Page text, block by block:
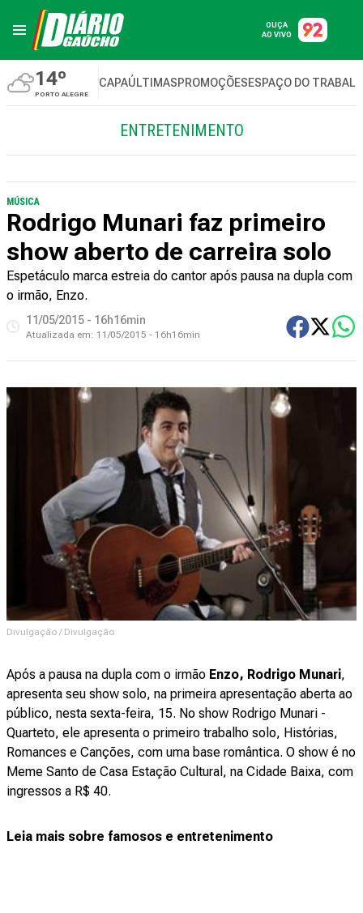
OUÇA
AO VIVO
14º
PORTO ALEGRE
CAPAÚLTIMASPROMOÇÕESESPAÇO DO
ENTRETENIMENTO
MÚSICA
Rodrigo Munari faz primeiro
show aberto de carreira solo
Espetáculo marca estreia do cantor após pausa na dupla com
o irmão, Enzo.
11/05/2015 - 16h16min
Atualizada em: 11/05/2015 - 16h16min
Divulgação / Divulgação
Após a pausa na dupla com o irmão Enzo, Rodrigo Munari,
apresenta seu show solo, na primeira apresentação aberta ao
público, nesta sexta-feira, 15. No show Rodrigo Munari -
Quarteto, ele apresenta o primeiro trabalho solo, Histórias,
Romances e Canções, com uma base romântica. O show é no
Meme Santo de Casa Estação Cultural, na Cidade Baixa, com
ingressos a R$ 40.
Leia mais sobre famosos e entretenimento